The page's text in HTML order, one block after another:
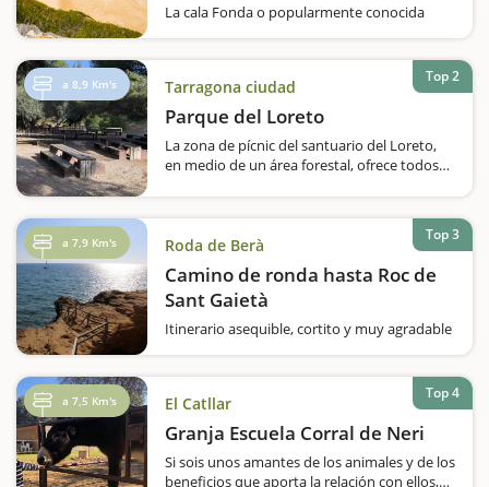
La cala Fonda o popularmente conocida
duda la más espectacular de Tarragona. Una
playa paradisiaca en toda regla y que os
proponemos que visitéis y que disfrutéis…
a 8,9 Km's Tarragona ciudad
Parque del Loreto
La zona de pícnic del santuario del Loreto,
en medio de un área forestal, ofrece todos
y agradables para hacer un pícnic en
Tarragona es el Parque del Loreto, junto…
Top 2
a 7,9 Km's Roda de Berà
Camino de ronda hasta Roc de
Sant Gaietà
Itinerario asequible, cortito y muy agradable
pequeño y encantador pueblecito
perteneciente…
Top 3
a 7,5 Km's El Catllar
Granja Escuela Corral de Neri
Si sois unos amantes de los animales y de los
beneficios que aporta la relación con ellos,
Top 4